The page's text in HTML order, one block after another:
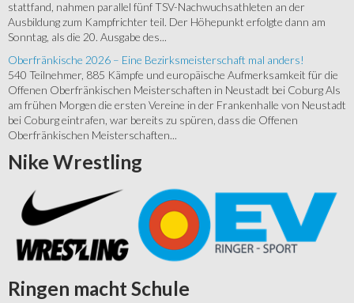
stattfand, nahmen parallel fünf TSV-Nachwuchsathleten an der
Ausbildung zum Kampfrichter teil. Der Höhepunkt erfolgte dann am
Sonntag, als die 20. Ausgabe des...
Oberfränkische 2026 – Eine Bezirksmeisterschaft mal anders!
540 Teilnehmer, 885 Kämpfe und europäische Aufmerksamkeit für die
Offenen Oberfränkischen Meisterschaften in Neustadt bei Coburg Als
am frühen Morgen die ersten Vereine in der Frankenhalle von Neustadt
bei Coburg eintrafen, war bereits zu spüren, dass die Offenen
Oberfränkischen Meisterschaften...
Nike Wrestling
Ringen macht Schule